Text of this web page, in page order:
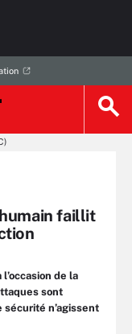
faillit
de la
sont
n’agissent